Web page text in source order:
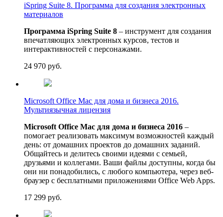
iSpring Suite 8. Программа для создания электронных
материалов
Программа iSpring Suite 8 – инструмент для создания
впечатляющих электронных курсов, тестов и
интерактивностей с персонажами.
24 970 руб.
Microsoft Office Mac для дома и бизнеса 2016.
Мультиязычная лицензия
Microsoft Office Mac для дома и бизнеса 2016 –
помогает реализовать максимум возможностей каждый
день: от домашних проектов до домашних заданий.
Общайтесь и делитесь своими идеями с семьей,
друзьями и коллегами. Ваши файлы доступны, когда бы
они ни понадобились, с любого компьютера, через веб-
браузер с бесплатными приложениями Office Web Apps.
17 299 руб.